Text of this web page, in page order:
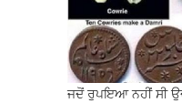
ਜਦੋਂ ਰੁਪਇਆ ਨਹੀਂ ਸੀ